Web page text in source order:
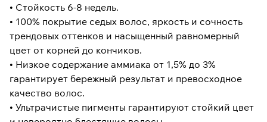
• Стойкость 6-8 недель.
• 100% покрытие седых волос, яркость и сочность
трендовых оттенков и насыщенный равномерный
цвет от корней до кончиков.
• Низкое содержание аммиака от 1,5% до 3%
гарантирует бережный результат и превосходное
качество волос.
• Ультрачистые пигменты гарантируют стойкий цвет